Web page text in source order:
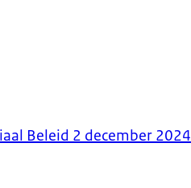
Beleid 2 december 2024